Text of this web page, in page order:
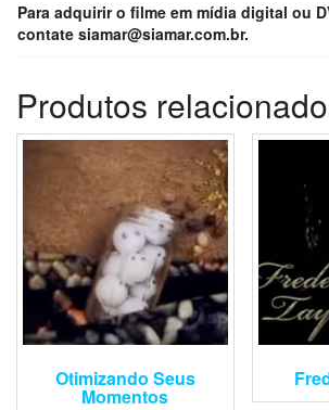
Para adquirir o filme em mídia digital ou
contate siamar@siamar.com.br.
Produtos
Otimizando Seus
Momentos